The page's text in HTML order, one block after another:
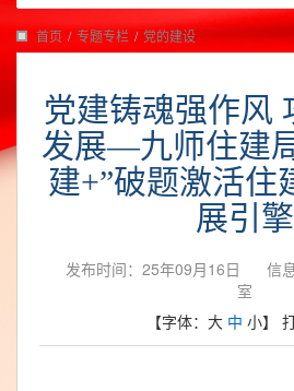
首页 / 专题专栏 / 党的建设
党建铸魂强作风
发展—九师住建
建+”破题激活住
展引擎
发布时间：25年09月16日 信
室
【字体： 大 中 小】